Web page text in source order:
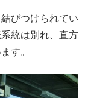
びつけられてい
統は別れ、直方
す。